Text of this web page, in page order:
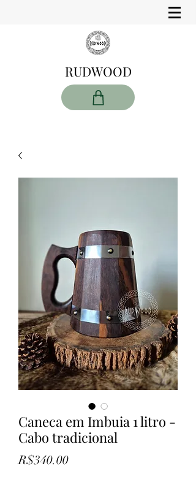
RUDWOOD
Caneca em Imbuia 1 litro -
Cabo tradicional
R$340.00Price